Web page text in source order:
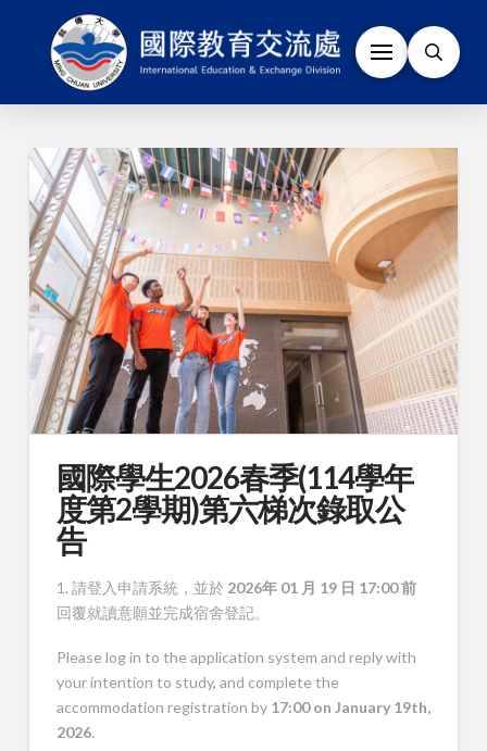
國際學生2026春季(114學年
度第2學期)第六梯次錄取公
告
1. 請登入申請系統，並於 2026年01 月 19 日 17:00前
回覆就讀意願並完成宿舍登記。
Please log in to the application system and reply with
your intention to study, and complete the
accommodation registration by 17:00 on January 19th,
2026.